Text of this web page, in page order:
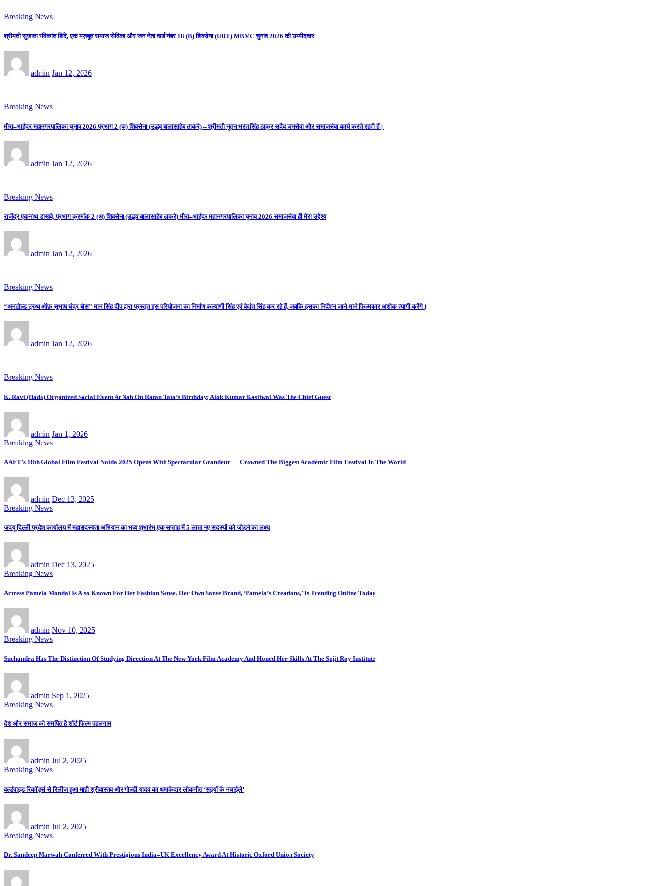
Breaking News
श्रीमती सुजाता रविकांत शिंदे, एक मज़बूत समाज सेविका और जन नेता वार्ड नंबर 18 (B) शिवसेना (UBT) MBMC चुनाव 2026 की उम्मीदवार
admin Jan 12, 2026
Breaking News
मीरा–भाईंदर महानगरपालिका चुनाव 2026 प्रभाग 2 (क) शिवसेना (उद्धव बालासाहेब ठाकरे) – श्रीमती नूतन भरत सिंह ठाकुर सदैव जनसेवा और समाजसेवा कार्य करते रहती हैं।
admin Jan 12, 2026
Breaking News
राजेंद्र एकनाथ डाखवे, प्रभाग क्रमांक 2 (अ) शिवसेना (उद्धव बालासाहेब ठाकरे) मीरा–भाईंदर महानगरपालिका चुनाव 2026 समाजसेवा ही मेरा उद्देश्य
admin Jan 12, 2026
Breaking News
“अनटोल्ड ट्रुथ ऑफ़ सुभाष चंद्र बोस” मान सिंह दीप द्वारा प्रस्तुत इस परियोजना का निर्माण कल्याणी सिंह एवं वेदांत सिंह कर रहे हैं, जबकि इसका निर्देशन जाने-माने फिल्मकार अशोक त्यागी करेंगे।
admin Jan 12, 2026
Breaking News
K. Ravi (Dada) Organized Social Event At Nab On Ratan Tata’s Birthday; Alok Kumar Kasliwal Was The Chief Guest
admin Jan 1, 2026
Breaking News
AAFT’s 18th Global Film Festival Noida 2025 Opens With Spectacular Grandeur — Crowned The Biggest Academic Film Festival In The World
admin Dec 13, 2025
Breaking News
जदयू दिल्ली प्रदेश कार्यालय में महासदस्यता अभियान का भव्य शुभारंभ,एक सप्ताह में 5 लाख नए सदस्यों को जोड़ने का लक्ष्य
admin Dec 13, 2025
Breaking News
Actress Pamela Mondal Is Also Known For Her Fashion Sense. Her Own Saree Brand, ‘Pamela’s Creations,’ Is Trending Online Today
admin Nov 10, 2025
Breaking News
Suchandra Has The Distinction Of Studying Direction At The New York Film Academy And Honed Her Skills At The Sujit Roy Institute
admin Sep 1, 2025
Breaking News
देश और समाज को समर्पित है शॉर्ट फिल्म पहलगाम
admin Jul 2, 2025
Breaking News
वर्ल्डवाइड रिकॉर्ड्स से रिलीज हुआ माही श्रीवास्तव और गोल्डी यादव का धमाकेदार लोकगीत ‘सइयाँ के नचाईले’
admin Jul 2, 2025
Breaking News
Dr. Sandeep Marwah Conferred With Prestigious India–UK Excellency Award At Historic Oxford Union Society